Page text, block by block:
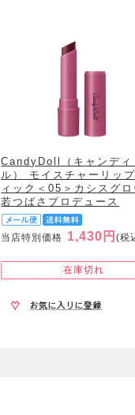
CandyDoll（キャンディ
ル） モイスチャーリッ
ィック＜05＞カシスグ
若つばさプロデュース
当店特別価格 1,430円(税
在庫切れ